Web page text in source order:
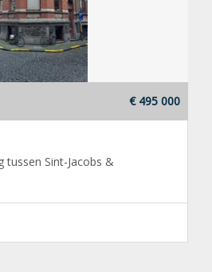
€ 495 000
tussen Sint-Jacobs &